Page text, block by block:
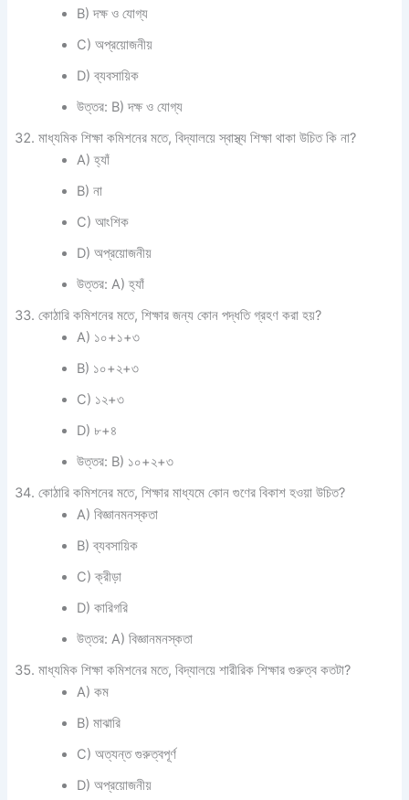
B) দক্ষ ও যোগ্য
C) অপ্রয়োজনীয়
D) ব্যবসায়িক
উত্তর: B) দক্ষ ও যোগ্য
মাধ্যমিক শিক্ষা কমিশনের মতে, বিদ্যালয়ে স্বাস্থ্য শিক্ষা থাকা উচিত কি না?
A) হ্যাঁ
B) না
C) আংশিক
D) অপ্রয়োজনীয়
উত্তর: A) হ্যাঁ
কোঠারি কমিশনের মতে, শিক্ষার জন্য কোন পদ্ধতি গ্রহণ করা হয়?
A) ১০+১+৩
B) ১০+২+৩
C) ১২+৩
D) ৮+৪
উত্তর: B) ১০+২+৩
কোঠারি কমিশনের মতে, শিক্ষার মাধ্যমে কোন গুণের বিকাশ হওয়া উচিত?
A) বিজ্ঞানমনস্কতা
B) ব্যবসায়িক
C) ক্রীড়া
D) কারিগরি
উত্তর: A) বিজ্ঞানমনস্কতা
মাধ্যমিক শিক্ষা কমিশনের মতে, বিদ্যালয়ে শারীরিক শিক্ষার গুরুত্ব কতটা?
A) কম
B) মাঝারি
C) অত্যন্ত গুরুত্বপূর্ণ
D) অপ্রয়োজনীয়